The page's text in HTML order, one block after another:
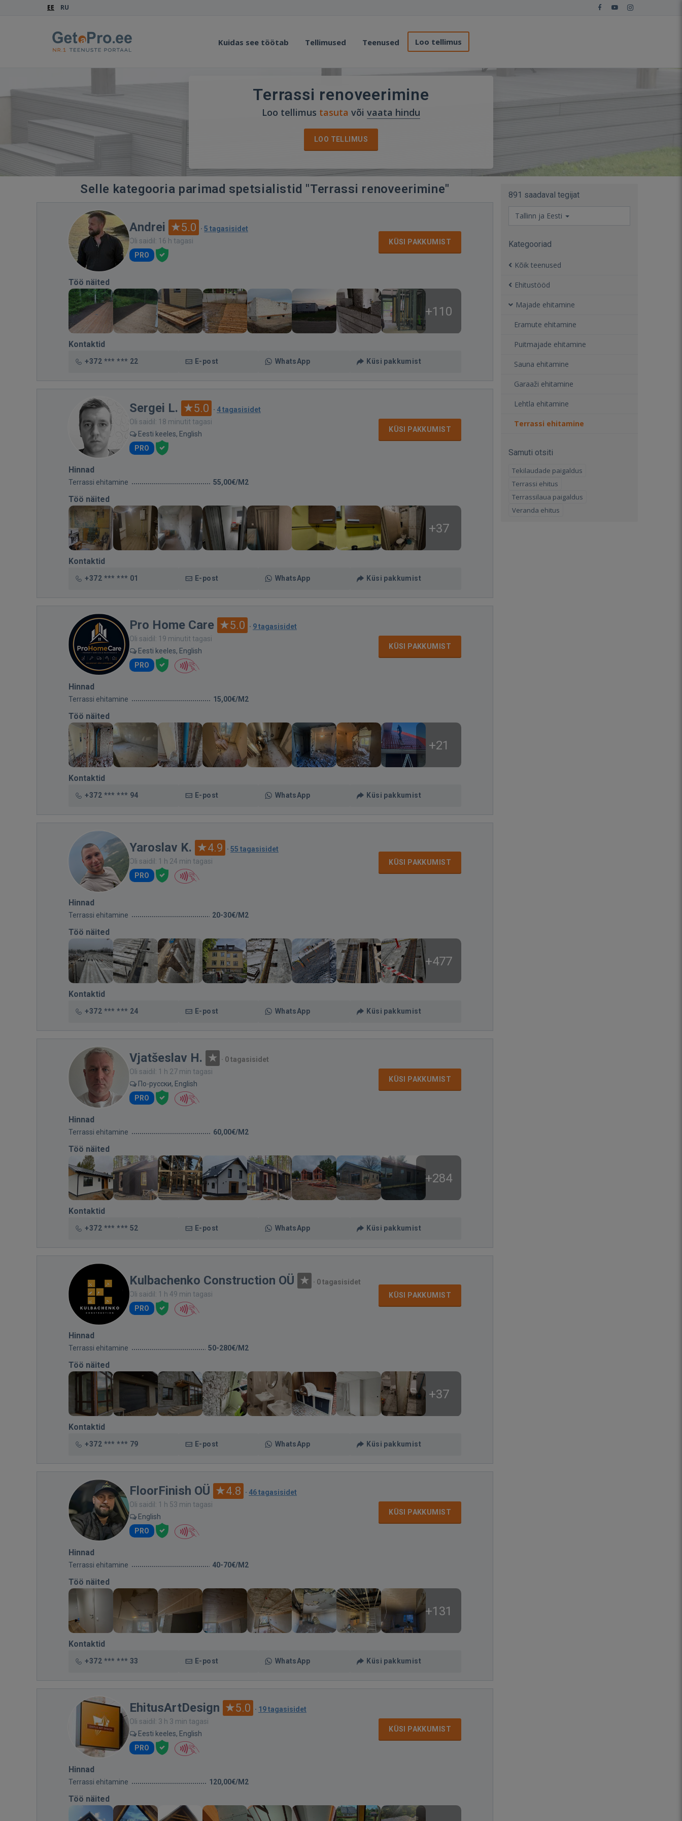
EE RU
Kuidas see töötab Tellimused Teenused Loo tellimus
Terrassi renoveerimine
Loo tellimus tasuta või vaata hindu
LOO TELLIMUS
Selle kategooria parimad spetsialistid "Terrassi renoveerimine"
Andrei 5.0 · 5 tagasisidet
Oli saidil: 16 h tagasi
PRO
KÜSI PAKKUMIST
Töö näited
+110
Kontaktid
+372 *** *** 22 E-post WhatsApp Küsi pakkumist
Sergei L. 5.0 · 4 tagasisidet
Oli saidil: 18 minutit tagasi
Eesti keeles, English
PRO
KÜSI PAKKUMIST
Hinnad
Terrassi ehitamine 55,00€/M2
Töö näited
+37
Kontaktid
+372 *** *** 01 E-post WhatsApp Küsi pakkumist
Pro Home Care 5.0 · 9 tagasisidet
Oli saidil: 19 minutit tagasi
Eesti keeles, English
PRO
KÜSI PAKKUMIST
Hinnad
Terrassi ehitamine 15,00€/M2
Töö näited
+21
Kontaktid
+372 *** *** 94 E-post WhatsApp Küsi pakkumist
Yaroslav K. 4.9 · 55 tagasisidet
Oli saidil: 1 h 24 min tagasi
PRO
KÜSI PAKKUMIST
Hinnad
Terrassi ehitamine 20-30€/M2
Töö näited
+477
Kontaktid
+372 *** *** 24 E-post WhatsApp Küsi pakkumist
Vjatšeslav H. · 0 tagasisidet
Oli saidil: 1 h 27 min tagasi
По-русски, English
PRO
KÜSI PAKKUMIST
Hinnad
Terrassi ehitamine 60,00€/M2
Töö näited
+284
Kontaktid
+372 *** *** 52 E-post WhatsApp Küsi pakkumist
Kulbachenko Construction OÜ · 0 tagasisidet
Oli saidil: 1 h 49 min tagasi
PRO
KÜSI PAKKUMIST
Hinnad
Terrassi ehitamine 50-280€/M2
Töö näited
+37
Kontaktid
+372 *** *** 79 E-post WhatsApp Küsi pakkumist
FloorFinish OÜ 4.8 · 46 tagasisidet
Oli saidil: 1 h 53 min tagasi
English
PRO
KÜSI PAKKUMIST
Hinnad
Terrassi ehitamine 40-70€/M2
Töö näited
+131
Kontaktid
+372 *** *** 33 E-post WhatsApp Küsi pakkumist
EhitusArtDesign 5.0 · 19 tagasisidet
Oli saidil: 3 h 3 min tagasi
Eesti keeles, English
PRO
KÜSI PAKKUMIST
Hinnad
Terrassi ehitamine 120,00€/M2
Töö näited
891 saadaval tegijat
Tallinn ja Eesti
Kategooriad
Kõik teenused
Ehitustööd
Majade ehitamine
Eramute ehitamine
Puitmajade ehitamine
Sauna ehitamine
Garaaži ehitamine
Lehtla ehitamine
Terrassi ehitamine
Samuti otsiti
Tekilaudade paigaldus
Terrassi ehitus
Terrassilaua paigaldus
Veranda ehitus